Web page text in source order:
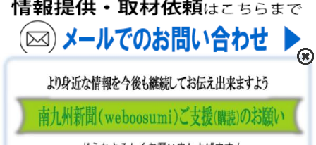
〒893-0061 鹿児島県鹿屋市上谷町9-5-5 FAX 0994-42-
3547